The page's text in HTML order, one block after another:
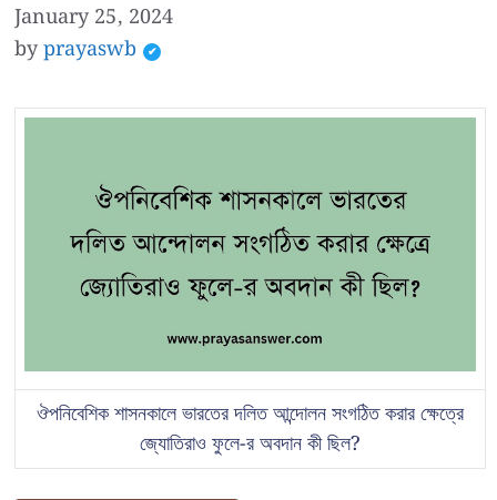
January 25, 2024
byprayaswb
ঔপনিবেশিক শাসনকালে ভারতের দলিত আন্দোলন সংগঠিত করার ক্ষেত্রে
জ্যোতিরাও ফুলে-র অবদান কী ছিল?